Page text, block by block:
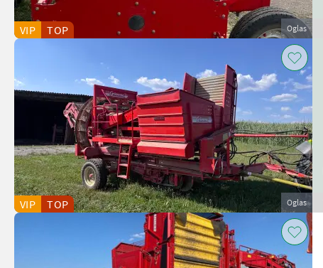
Oglas
VIP TOP
Oglas
VIP TOP